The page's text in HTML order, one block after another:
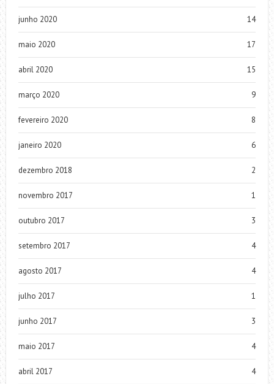
junho 2020 14
maio 2020 17
abril 2020 15
março 2020 9
fevereiro 2020 8
janeiro 2020 6
dezembro 2018 2
novembro 2017 1
outubro 2017 3
setembro 2017 4
agosto 2017 4
julho 2017 1
junho 2017 3
maio 2017 4
abril 2017 4